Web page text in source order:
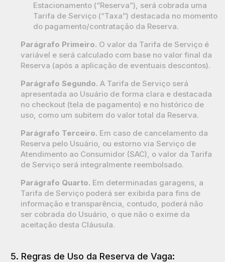
Estacionamento (“Reserva”), será cobrada uma
Tarifa de Serviço (“Taxa”) destacada no momento
do pagamento/contratação da Reserva.
Parágrafo Primeiro. O valor da Tarifa de Serviço é
variável e será calculado com base no valor final da
Reserva (após a aplicação de eventuais descontos).
Parágrafo Segundo. A Tarifa de Serviço será
apresentada ao Usuário de forma clara e destacada
no checkout (tela de pagamento) e no histórico de
uso, como um subitem do valor total da Reserva.
Parágrafo Terceiro. Em caso de cancelamento da
Reserva pelo Usuário, ou estorno via Serviço de
Atendimento ao Consumidor (SAC), o valor da Tarifa
de Serviço será integralmente reembolsado.
Parágrafo Quarto. Em determinadas garagens, a
Tarifa de Serviço poderá ser exibida para fins de
informação e transparência, contudo, poderá não
ser cobrada do Usuário, o que não o exime da
aceitação desta Cláusula.
5. Regras de Uso da Reserva de Vaga: